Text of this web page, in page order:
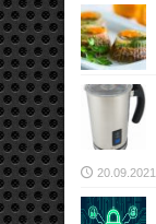
20.09.2021